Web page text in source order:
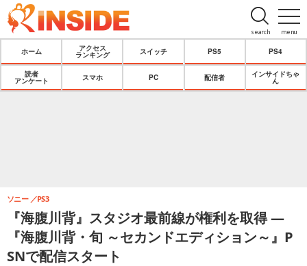
menu
search
ホーム
アクセス
ランキング
スイッチ PS5 PS4
読者
アンケート
スマホ PC 配信者
インサイドちゃ
ん
『海腹川背』スタジオ最前線が権利を取得 ―
『海腹川背・旬 ～セカンドエディション～』P
SNで配信スタート
ソニー PS3